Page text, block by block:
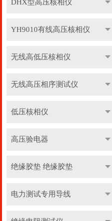
DHX型高压核相仪
YH9010有线高压核相仪
无线高低压核相仪
无线高压相序测试仪
低压核相仪
高压验电器
绝缘胶垫 绝缘胶垫
电力测试专用导线